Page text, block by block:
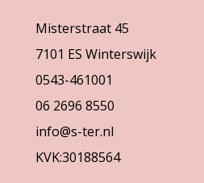
op
Misterstraat 45
7101 ES Winterswijk
0543-461001
06 2696 8550
info@s-ter.nl
KVK:30188564